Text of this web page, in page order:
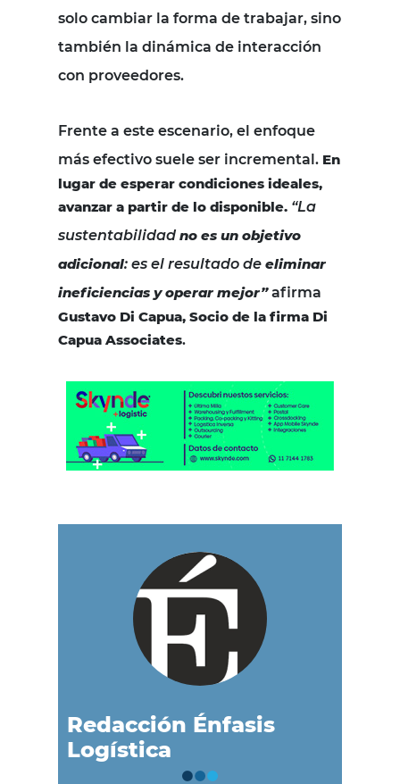
solo cambiar la forma de trabajar, sino
también la dinámica de interacción
con proveedores.
Frente a este escenario, el enfoque
más efectivo suele ser incremental. En
lugar de esperar condiciones ideales,
avanzar a partir de lo disponible. “La
sustentabilidad no es un objetivo
adicional: es el resultado de eliminar
ineficiencias y operar mejor” afirma
Gustavo Di Capua, Socio de la firma Di
Capua Associates.
Redacción Énfasis
Logística